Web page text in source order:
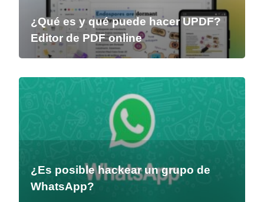
¿Qué es y qué puede hacer UPDF?
Editor de PDF online
¿Es posible hackear un grupo de
WhatsApp?